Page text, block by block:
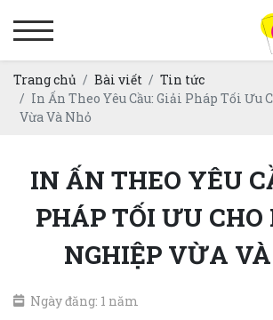
Trang chủ Bài viết
Tin tức
In Ấn Theo Yêu Cầu: Giải Pháp Tối Ưu
Vừa Và Nhỏ
IN ẤN THEO YÊU
PHÁP TỐI ƯU CHO
NGHIỆP VỪA
Ngày đăng: 1 năm